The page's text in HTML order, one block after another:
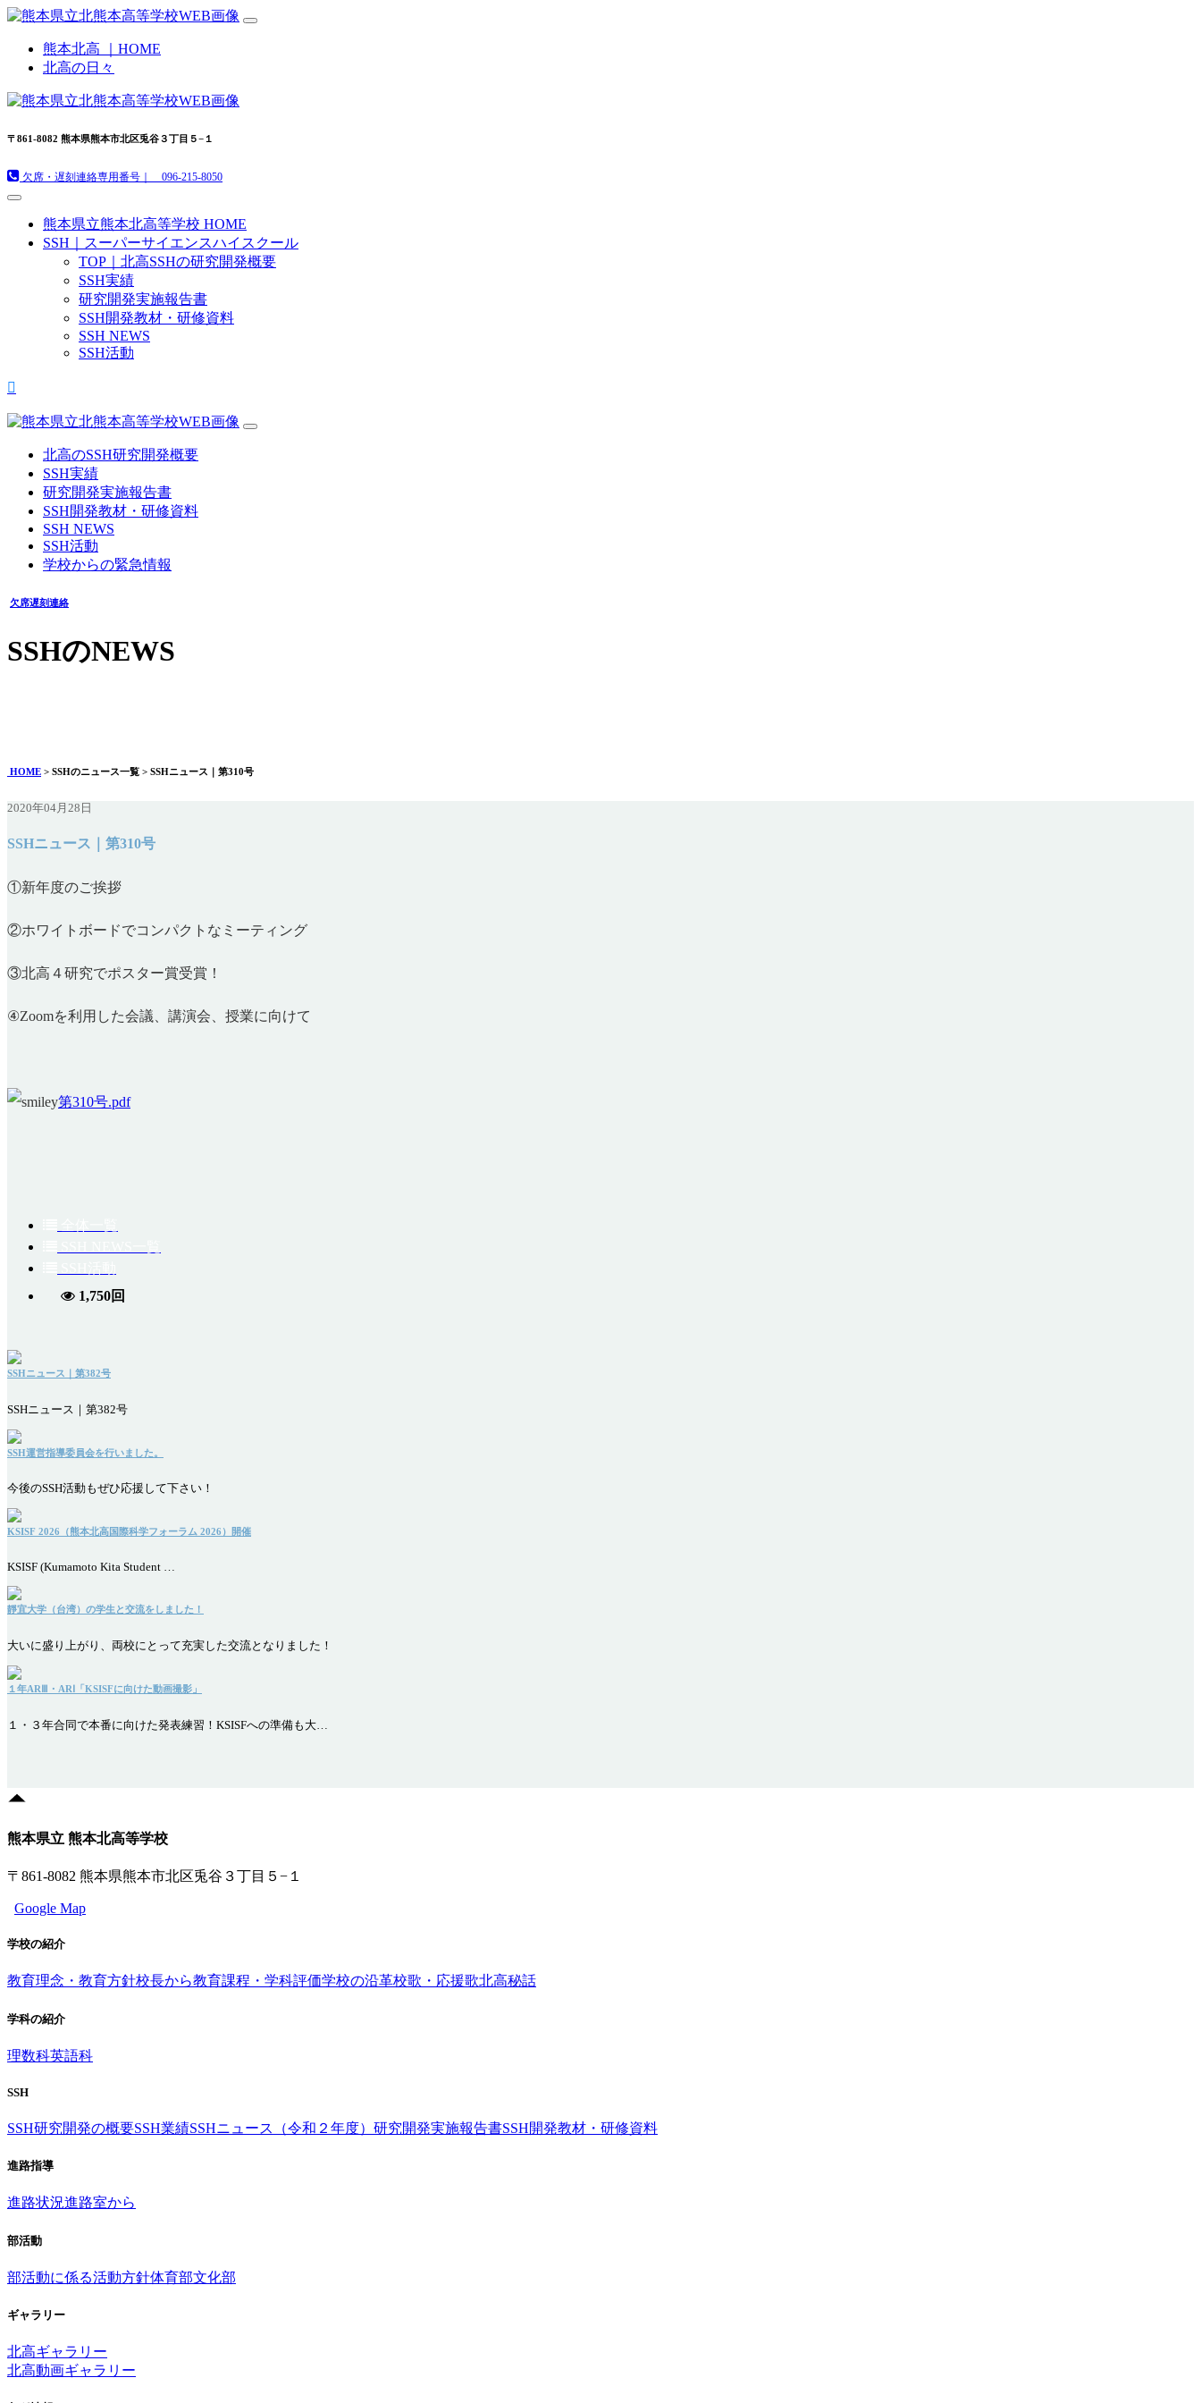
熊本北高 ｜HOME
北高の日々
〒861-8082 熊本県熊本市北区兎谷３丁目５−１
欠席・遅刻連絡専用番号｜ 096-215-8050
熊本県立熊本北高等学校 HOME
SSH｜スーパーサイエンスハイスクール
TOP｜北高SSHの研究開発概要
SSH実績
研究開発実施報告書
SSH開発教材・研修資料
SSH NEWS
SSH活動
北高のSSH研究開発概要
SSH実績
研究開発実施報告書
SSH開発教材・研修資料
SSH NEWS
SSH活動
学校からの緊急情報
欠席遅刻連絡
SSHのNEWS
HOME > SSHのニュース一覧 > SSHニュース｜第310号
2020年04月28日
SSHニュース｜第310号
①新年度のご挨拶
②ホワイトボードでコンパクトなミーティング
③北高４研究でポスター賞受賞！
④Zoomを利用した会議、講演会、授業に向けて
第310号.pdf
1,750回
SSHニュース｜第382号
SSHニュース｜第382号
SSH運営指導委員会を行いました。
今後のSSH活動もぜひ応援して下さい！
KSISF 2026（熊本北高国際科学フォーラム 2026）開催
KSISF (Kumamoto Kita Student …
靜宜大学（台湾）の学生と交流をしました！
大いに盛り上がり、両校にとって充実した交流となりました！
１年ARⅢ・ARⅠ「KSISFに向けた動画撮影」
１・３年合同で本番に向けた発表練習！KSISFへの準備も大…
熊本県立 熊本北高等学校
〒861-8082 熊本県熊本市北区兎谷３丁目５−１
Google Map
学校の紹介
教育理念・教育方針校長から教育課程・学科評価学校の沿革校歌・応援歌北高秘話
学科の紹介
理数科英語科
SSH
SSH研究開発の概要SSH業績SSHニュース（令和２年度） 研究開発実施報告書SSH開発教材・研修資料
進路指導
進路状況進路室から
部活動
部活動に係る活動方針体育部文化部
ギャラリー
北高ギャラリー
北高動画ギャラリー